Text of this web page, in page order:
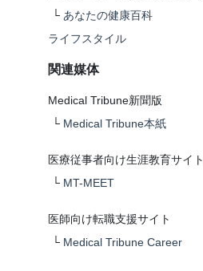
└ あなたの健康百科
ライフスタイル
関連媒体
Medical Tribune新聞版
└ Medical Tribune本紙
医療従事者向け生涯教育サイト
└ MT-MEET
医師向け転職支援サイト
└ Medical Tribune Career